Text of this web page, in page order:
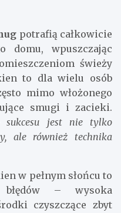
potrafią całkowicie
domu, wpuszczając
świeży
to dla wielu osób
mimo włożonego
smugi i zacieki.
sukcesu jest nie tylko
ale również technika
w pełnym słońcu to
– wysoka
czyszczące zbyt